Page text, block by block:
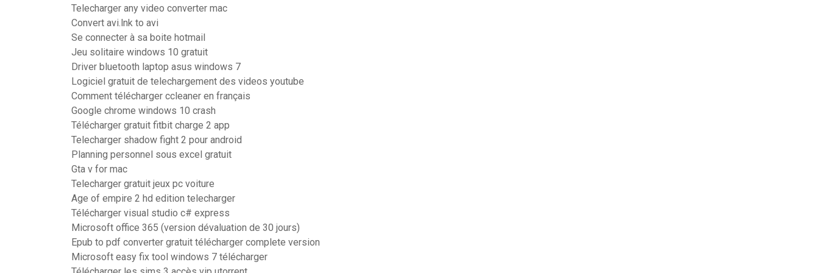
Telecharger any video converter mac
Convert avi.lnk to avi
Se connecter à sa boite hotmail
Jeu solitaire windows 10 gratuit
Driver bluetooth laptop asus windows 7
Logiciel gratuit de telechargement des videos youtube
Comment télécharger ccleaner en français
Google chrome windows 10 crash
Télécharger gratuit fitbit charge 2 app
Telecharger shadow fight 2 pour android
Planning personnel sous excel gratuit
Gta v for mac
Telecharger gratuit jeux pc voiture
Age of empire 2 hd edition telecharger
Télécharger visual studio c# express
Microsoft office 365 (version dévaluation de 30 jours)
Epub to pdf converter gratuit télécharger complete version
Microsoft easy fix tool windows 7 télécharger